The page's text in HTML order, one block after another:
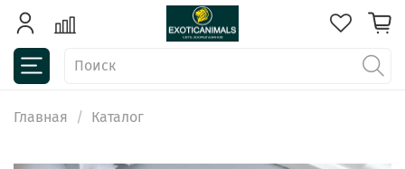
Главная Каталог